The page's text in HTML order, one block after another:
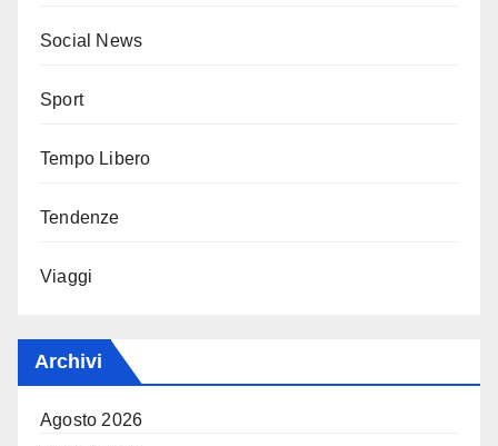
Social News
Sport
Tempo Libero
Tendenze
Viaggi
Archivi
Agosto 2026